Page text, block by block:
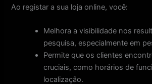
Ao registar a sua loja online, você:
Melhora a visibilidade nos
pesquisa, especialmente em
Permite que os clientes
cruciais, como horários de
localização.